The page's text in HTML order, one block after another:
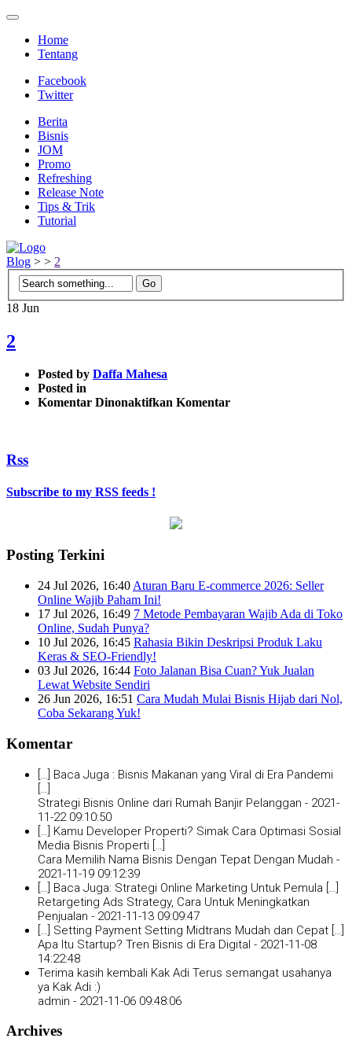
Home
Tentang
Facebook
Twitter
Berita
Bisnis
JOM
Promo
Refreshing
Release Note
Tips & Trik
Tutorial
Blog > > 2
18 Jun
2
Posted by Daffa Mahesa
Posted in
Komentar Dinonaktifkan pada
Komentar
Rss
Subscribe to my RSS feeds !
Posting Terkini
24 Jul 2026, 16:40 Aturan Baru E-commerce 2026: Seller
Online Wajib Paham Ini!
17 Jul 2026, 16:49 7 Metode Pembayaran Wajib Ada di Toko
Online, Sudah Punya?
10 Jul 2026, 16:45 Rahasia Bikin Deskripsi Produk Laku
Keras & SEO-Friendly!
03 Jul 2026, 16:44 Foto Jalanan Bisa Cuan? Yuk Jualan
Lewat Website Sendiri
26 Jun 2026, 16:51 Cara Mudah Mulai Bisnis Hijab dari Nol,
Coba Sekarang Yuk!
Komentar
[…] Baca Juga : Bisnis Makanan yang Viral di Era Pandemi
Strategi Bisnis Online dari Rumah Banjir Pelanggan - 2021-
11-22 09:10:50
[…] Kamu Developer Properti? Simak Cara Optimasi Sosial
Media Bisnis Properti […]
Cara Memilih Nama Bisnis Dengan Tepat Dengan Mudah -
2021-11-19 09:12:39
[…] Baca Juga: Strategi Online Marketing Untuk Pemula […]
Retargeting Ads Strategy, Cara Untuk Meningkatkan
Penjualan - 2021-11-13 09:09:47
[…] Setting Payment Setting Midtrans Mudah dan Cepat […]
Apa Itu Startup? Tren Bisnis di Era Digital - 2021-11-08
14:22:48
Terima kasih kembali Kak Adi Terus semangat usahanya
ya Kak Adi :)
admin - 2021-11-06 09:48:06
Archives